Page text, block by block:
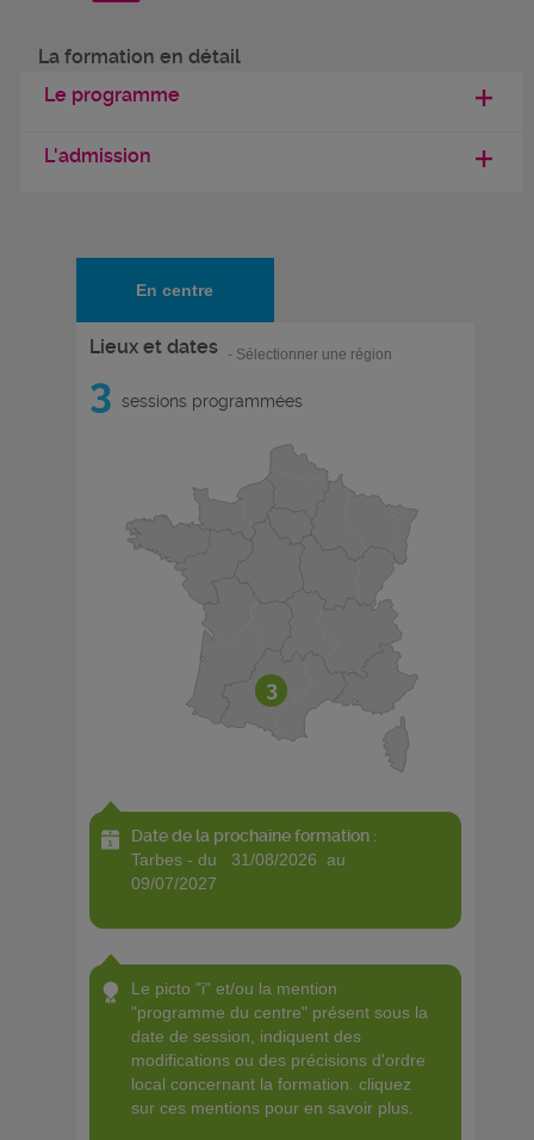
La formation en détail
Le programme
L'admission
En centre
Lieux et dates - Sélectionner une région
3 sessions programmées
3
Date de la prochaine formation :
tarbes - du 31/08/2026 au
09/07/2027
le picto "i" et/ou la mention
"programme du centre" présent sous la
date de session, indiquent des
modifications ou des précisions d'ordre
local concernant la formation. cliquez
sur ces mentions pour en savoir plus.